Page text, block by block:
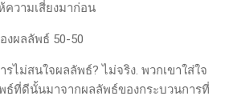
วามเสี่ยงมาก่อน
งผลลัพธ์ 50-50
ไม่สนใจผลลัพธ์? ไม่จริง. พวกเขาใส่ใจ
ธ์ที่ดีนั้นมาจากผลลัพธ์ของกระบวนการที่